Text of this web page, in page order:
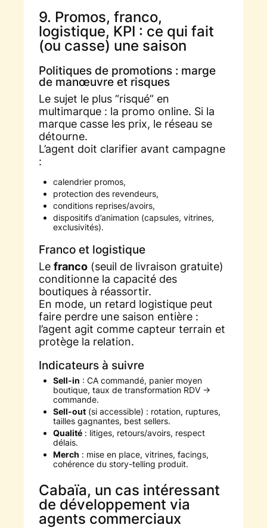
9. Promos, franco,
logistique, KPI : ce qui fait
(ou casse) une saison
Politiques de promotions : marge
de manœuvre et risques
Le sujet le plus “risqué” en
multimarque : la promo online. Si la
marque casse les prix, le réseau se
détourne.
L’agent doit clarifier avant campagne
:
calendrier promos,
protection des revendeurs,
conditions reprises/avoirs,
dispositifs d’animation (capsules, vitrines,
exclusivités).
Franco et logistique
Lefranco (seuil de livraison gratuite)
conditionne la capacité des
boutiques à réassortir.
En mode, un retard logistique peut
faire perdre une saison entière :
l’agent agit comme capteur terrain et
protège la relation.
Indicateurs à suivre
Sell-in : CA commandé, panier moyen
boutique, taux de transformation RDV →
commande.
Sell-out (si accessible) : rotation, ruptures,
tailles gagnantes, best sellers.
Qualité : litiges, retours/avoirs, respect
délais.
Merch : mise en place, vitrines, facings,
cohérence du story-telling produit.
Cabaïa, un cas intéressant
de développement via
agents commerciaux